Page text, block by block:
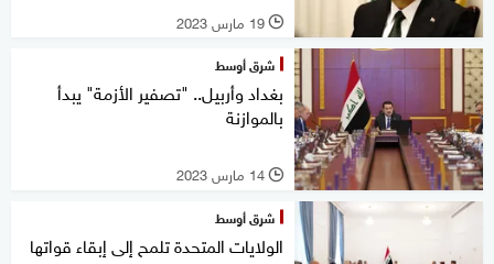
l 19 مارس 2023
شرق أوسط
بغداد وأربيل.. "تصفير الأزمة" يبدأ
بالموازنة
l 14 مارس 2023
شرق أوسط
الولايات المتحدة تلمح إلى إبقاء قواتها